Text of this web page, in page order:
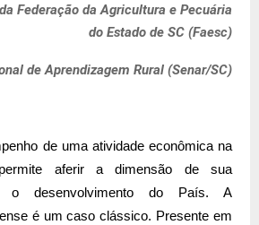
Federação da Agricultura e Pecuária
do Estado de SC (Faesc)
de Aprendizagem Rural (Senar/SC)
de uma atividade econômica na
aferir a dimensão de sua
o desenvolvimento do País. A
é um caso clássico. Presente em